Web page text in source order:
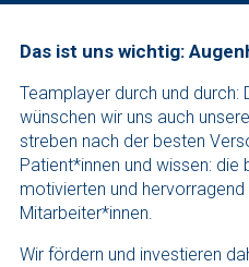
Das ist uns wichtig:
Teamplayer durch und durch:
wünschen wir uns auch
streben nach der besten
Patient*innen und wissen:
motivierten und
Mitarbeiter*innen.
Wir fördern und investieren